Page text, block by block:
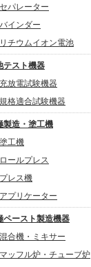
セパレーター
バインダー
リチウムイオン電池
テスト機器
充放電試験機器
規格適合試験機器
製造・塗工機
塗工機
ロールプレス
プレス機
アプリケーター
ペースト製造機器
混合機・ミキサー
マッフル炉・チューブ炉